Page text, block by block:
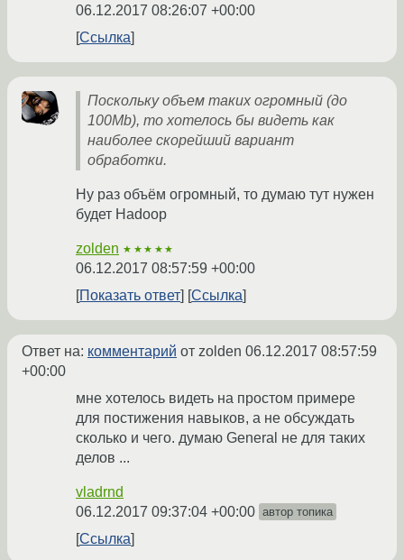
06.12.2017 08:26:07 +00:00
Ссылка
Поскольку объем таких огромный (до
100Mb), то хотелось бы видеть как
наиболее скорейший вариант
обработки.
Ну раз объём огромный, то думаю тут нужен
будет Hadoop
zolden ★★★★★
06.12.2017 08:57:59 +00:00
Показать ответ
Ссылка
Ответ на: комментарий от zolden 06.12.2017 08:57:59
+00:00
мне хотелось видеть на простом примере
для постижения навыков, а не обсуждать
сколько и чего. думаю General не для таких
делов ...
vladrnd
06.12.2017 09:37:04 +00:00 автор топика
Ссылка